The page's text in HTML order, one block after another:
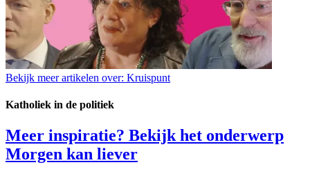
Bekijk meer artikelen over: Kruispunt
Katholiek in de politiek
Meer inspiratie? Bekijk het onderwerp
Morgen kan liever